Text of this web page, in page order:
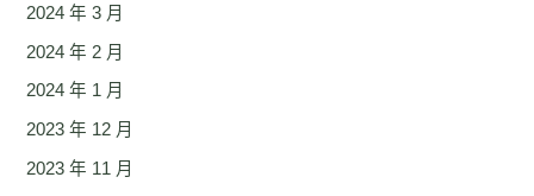
2024 年 3 月
2024 年 2 月
2024 年 1 月
2023 年 12 月
2023 年 11 月